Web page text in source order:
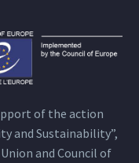
of the action
and Sustainability”,
and Council of